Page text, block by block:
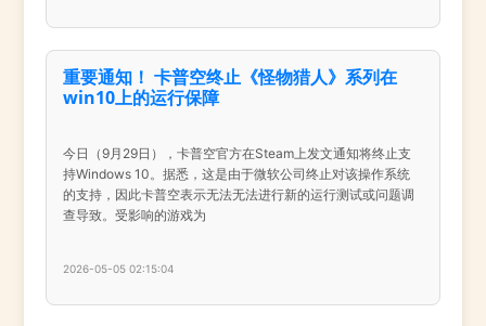
重要通知！ 卡普空终止《怪物猎人》系列在
win10上的运行保障
今日（9月29日），卡普空官方在Steam上发文通知将终止支
持Windows 10。据悉，这是由于微软公司终止对该操作系统
的支持，因此卡普空表示无法无法进行新的运行测试或问题调
查导致。受影响的游戏为
2026-05-05 02:15:04